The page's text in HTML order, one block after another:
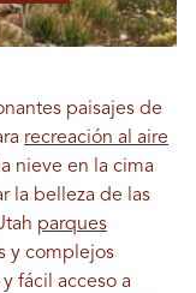
paisajes de
recreación al aire
nieve en la cima
la belleza de las
parques
y complejos
fácil acceso a